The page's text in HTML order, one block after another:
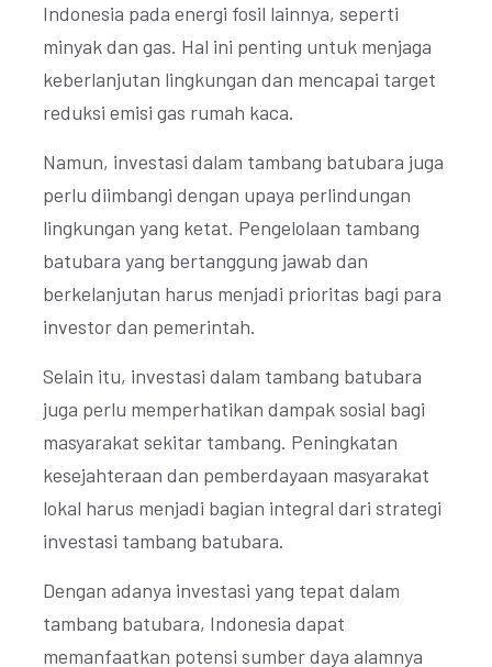
Indonesia pada energi fosil lainnya, seperti
minyak dan gas. Hal ini penting untuk menjaga
keberlanjutan lingkungan dan mencapai target
reduksi emisi gas rumah kaca.
Namun, investasi dalam tambang batubara juga
perlu diimbangi dengan upaya perlindungan
lingkungan yang ketat. Pengelolaan tambang
batubara yang bertanggung jawab dan
berkelanjutan harus menjadi prioritas bagi para
investor dan pemerintah.
Selain itu, investasi dalam tambang batubara
juga perlu memperhatikan dampak sosial bagi
masyarakat sekitar tambang. Peningkatan
kesejahteraan dan pemberdayaan masyarakat
lokal harus menjadi bagian integral dari strategi
investasi tambang batubara.
Dengan adanya investasi yang tepat dalam
tambang batubara, Indonesia dapat
memanfaatkan potensi sumber daya alamnya